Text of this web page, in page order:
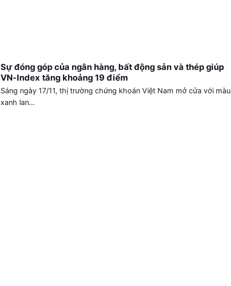
Sự đóng góp của ngân hàng, bất động sản và thép giúp
VN-Index tăng khoảng 19 điểm
Sáng ngày 17/11, thị trường chứng khoán Việt Nam mở cửa với màu
xanh lan...